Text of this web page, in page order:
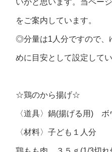
いかと思います。当ペー
をご案内しています。
◎分量は1人分ですので、
めに目安として設定してい
☆鶏のから揚げ☆
〈道具〉鍋(揚げる用)
〈材料〉子ども１人分